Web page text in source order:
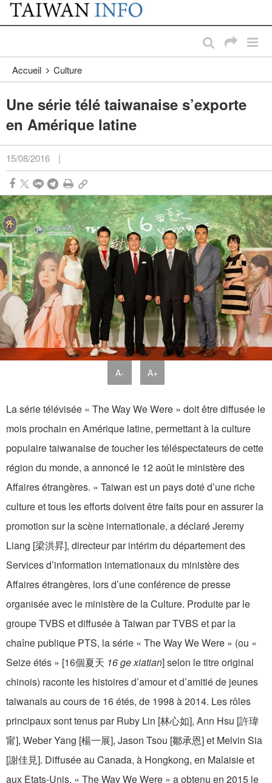
Passer au contenu principal
:::
Accueil Culture
Une série télé taiwanaise s’exporte
en Amérique latine
15/08/2016 |
A- A+
La série télévisée « The Way We Were » doit être diffusée le
mois prochain en Amérique latine, permettant à la culture
populaire taiwanaise de toucher les téléspectateurs de cette
région du monde, a annoncé le 12 août le ministère des
Affaires étrangères. « Taiwan est un pays doté d’une riche
culture et tous les efforts doivent être faits pour en assurer la
promotion sur la scène internationale, a déclaré Jeremy
Liang [梁洪昇], directeur par intérim du département des
Services d’information internationaux du ministère des
Affaires étrangères, lors d’une conférence de presse
organisée avec le ministère de la Culture. Produite par le
groupe TVBS et diffusée à Taiwan par TVBS et par la
chaîne publique PTS, la série « The Way We Were » (ou «
Seize étés » [16個夏天 16 ge xiatian] selon le titre original
chinois) raconte les histoires d’amour et d’amitié de jeunes
taiwanais au cours de 16 étés, de 1998 à 2014. Les rôles
principaux sont tenus par Ruby Lin [林心如], Ann Hsu [許瑋
甯], Weber Yang [楊一展], Jason Tsou [鄒承恩] et Melvin Sia
[謝佳見]. Diffusée au Canada, à Hongkong, en Malaisie et
aux Etats-Unis, « The Way We Were » a obtenu en 2015 le